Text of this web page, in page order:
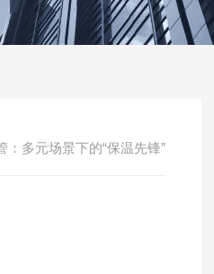
：多元场景下的“保温先锋”